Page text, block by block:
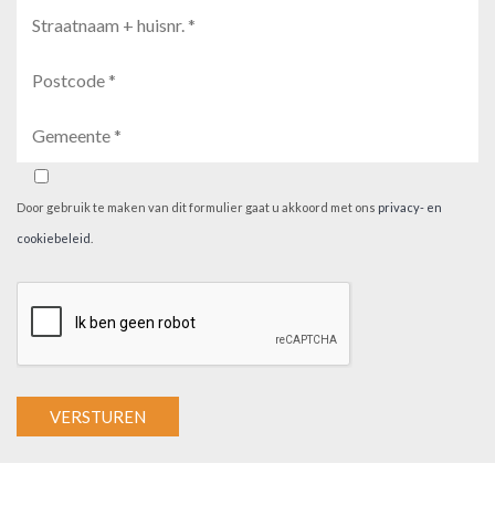
Door gebruik te maken van dit formulier gaat u akkoord met ons privacy- en
cookiebeleid